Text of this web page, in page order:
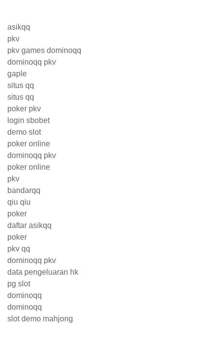
asikqq
pkv
pkv games dominoqq
dominoqq pkv
gaple
situs qq
situs qq
poker pkv
login sbobet
demo slot
poker online
dominoqq pkv
poker online
pkv
bandarqq
qiu qiu
poker
daftar asikqq
poker
pkv qq
dominoqq pkv
data pengeluaran hk
pg slot
dominoqq
dominoqq
slot demo mahjong